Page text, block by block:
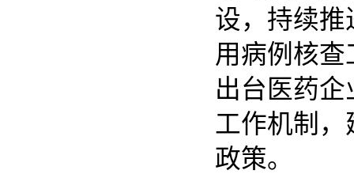
设，持续
用病例核
出台医药
工作机制，
政策。